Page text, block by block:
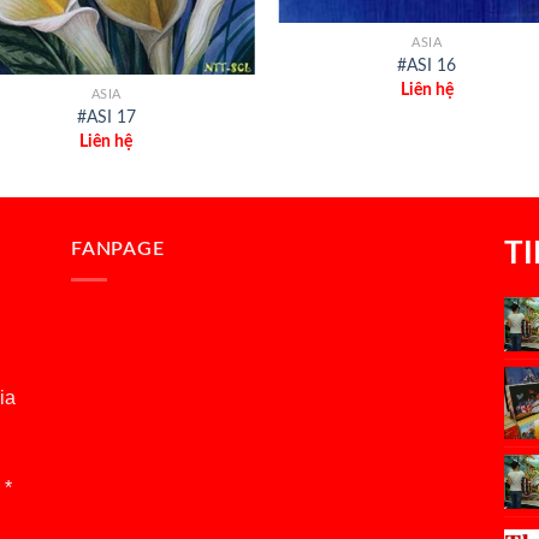
ASIA
#ASI 17
Liên hệ
ASIA
#ASI 16
Liên hệ
*
FANPAGE